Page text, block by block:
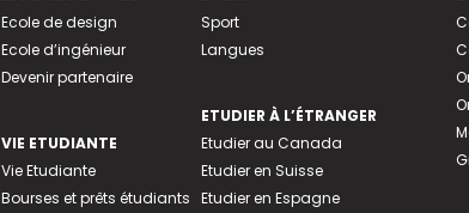
Ecole de design
Ecole d’ingénieur
Devenir partenaire
VIE ETUDIANTE
Vie Etudiante
Bourses et prêts étudiants
Sport
Langues
ETUDIER À L’ÉTRANGER
Etudier au Canada
Etudier en Suisse
Etudier en Espagne